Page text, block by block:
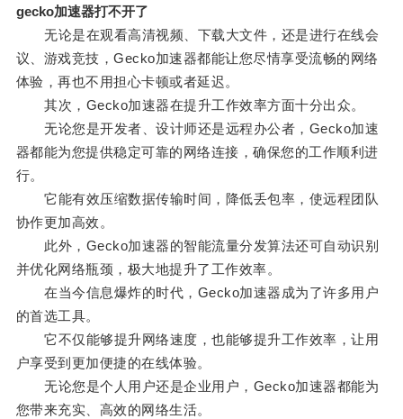
gecko加速器打不开了
无论是在观看高清视频、下载大文件，还是进行在线会
议、游戏竞技，Gecko加速器都能让您尽情享受流畅的网络
体验，再也不用担心卡顿或者延迟。
其次，Gecko加速器在提升工作效率方面十分出众。
无论您是开发者、设计师还是远程办公者，Gecko加速
器都能为您提供稳定可靠的网络连接，确保您的工作顺利进
行。
它能有效压缩数据传输时间，降低丢包率，使远程团队
协作更加高效。
此外，Gecko加速器的智能流量分发算法还可自动识别
并优化网络瓶颈，极大地提升了工作效率。
在当今信息爆炸的时代，Gecko加速器成为了许多用户
的首选工具。
它不仅能够提升网络速度，也能够提升工作效率，让用
户享受到更加便捷的在线体验。
无论您是个人用户还是企业用户，Gecko加速器都能为
您带来充实、高效的网络生活。